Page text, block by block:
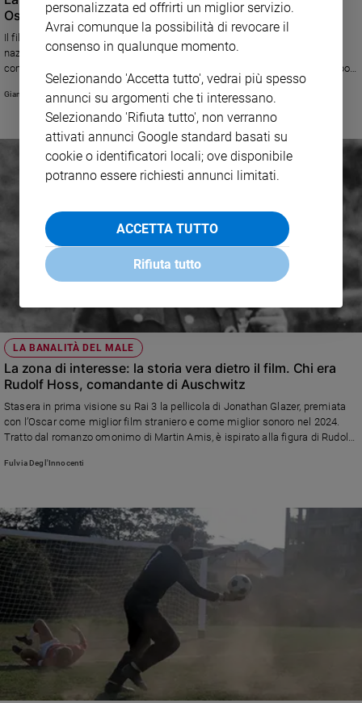
Oscar
Il film premio Oscar mostra l’orrore di Auschwitz dal punto di vista dei
nazisti, concentrandosi sulla vita quotidiana oltre il muro del lager del
comandante Rudolf Hoss e la sua famiglia. In questa intervista, fatta dopo
quando il film uscì nel 2023, il regista inglese Jonathan Glazer spiega
perché ha voluto raccontare «la verità dietro alla guerra, le urla, la cenere
che piove dal cielo»
Gian Luca Pisacane
LA BANALITÀ DEL MALE
La zona di interesse: la storia vera dietro il film. Chi era
Rudolf Hoss, comandante di Auschwitz
Stasera in prima visione su Rai 3 la pellicola di Jonathan Glazer, premiata
con l’Oscar come miglior film straniero e come miglior sonoro nel 2024.
Tratto dal romanzo omonimo di Martin Amis, è ispirato alla figura di Rudolf
mura dal campo di sterminio mentre supervisionava la macchina della
Fulvia Degl'Innocenti
personalizzata ed offrirti un miglior servizio.
Avrai comunque la possibilità di revocare il
consenso in qualunque momento.
Selezionando 'Accetta tutto', vedrai più spesso
annunci su argomenti che ti interessano.
Selezionando 'Rifiuta tutto', non verranno
attivati annunci Google standard basati su
cookie o identificatori locali; ove disponibile
potranno essere richiesti annunci limitati.
ACCETTA TUTTO
Rifiuta tutto